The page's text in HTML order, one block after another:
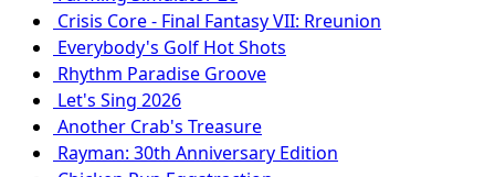
Crisis Core - Final Fantasy VII: Rreunion
Everybody's Golf Hot Shots
Rhythm Paradise Groove
Let's Sing 2026
Another Crab's Treasure
Rayman: 30th Anniversary Edition